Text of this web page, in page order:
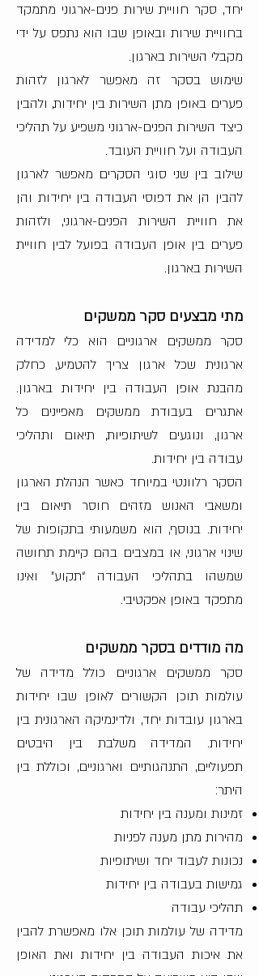
יחד, סקר חוויית שירות פנים-ארגוני מתמקד
בחוויית שירות ובאופן שבו הוא נתפס על ידי
מקבלי השירות בארגון.
שימוש בסקר זה מאפשר לארגון לזהות
פערים באופן מתן השירות בין יחידות, ולהבין
כיצד השירות הפנים-ארגוני משפיע על תהליכי
העבודה ועל חוויית העובד.
שילוב בין שני סוגי הסקרים מאפשר לארגון
להבין הן את דפוסי העבודה בין יחידות והן
את חוויית השירות הפנים-ארגוני, ולזהות
פערים בין אופן העבודה בפועל לבין חוויית
השירות בארגון.
מתי מבצעים סקר ממשקים
סקר ממשקים ארגוניים הוא כלי למדידה
ארגונית שכל ארגון צריך להטמיע, כחלק
מהבנת אופן העבודה בין יחידות בארגון.
אתגרים בעבודת ממשקים מאפיינים כל
ארגון, ונוגעים לשיתופיות, תיאום ותהליכי
עבודה בין יחידות.
הסקר רלוונטי במיוחד כאשר הנהלת הארגון
ומשאבי האנוש מזהים חוסר תיאום בין
יחידות. בנוסף, הוא משמעותי בתקופות של
שינוי ארגוני, או במצבים בהם קיימת תחושה
שמשהו בתהליכי העבודה “תקוע” ואינו
מתפקד באופן אפקטיבי.
מה מודדים בסקר ממשקים
סקר ממשקים ארגוניים כולל מדידה של
עולמות תוכן הקשורים לאופן שבו יחידות
בארגון עובדות יחד, ולדינמיקה הארגונית בין
יחידות. המדידה משלבת בין היבטים
תפעוליים, התנהגותיים וארגוניים, וכוללת בין
היתר:
זמינות ומענה בין יחידות
מהירות מתן מענה לפניות
נכונות לעבוד יחד ושיתופיות
גמישות בעבודה בין יחידות
תהליכי עבודה
מדידה של עולמות תוכן אלו מאפשרת להבין
את איכות העבודה בין יחידות ואת האופן